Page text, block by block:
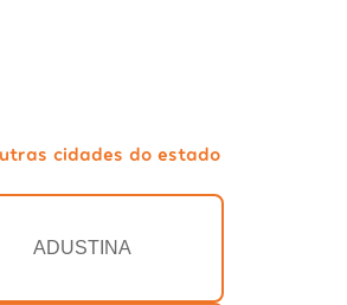
cidades do estado
ADUSTINA